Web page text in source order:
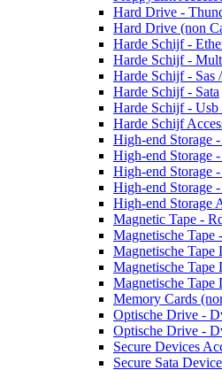
Hard Drive -
Hard Drive (non
Harde Schijf -
Harde Schijf -
Harde Schijf - Sas
Harde Schijf - Sata
Harde Schijf - Usb
Harde Schijf
High-end Storage
High-end Storage
High-end Storage
High-end Storage
High-end Storage
Magnetic Tape -
Magnetische Tape
Magnetische
Magnetische
Magnetische Tape
Memory Cards
Optische Drive -
Optische Drive -
Secure Devices
Secure Sata